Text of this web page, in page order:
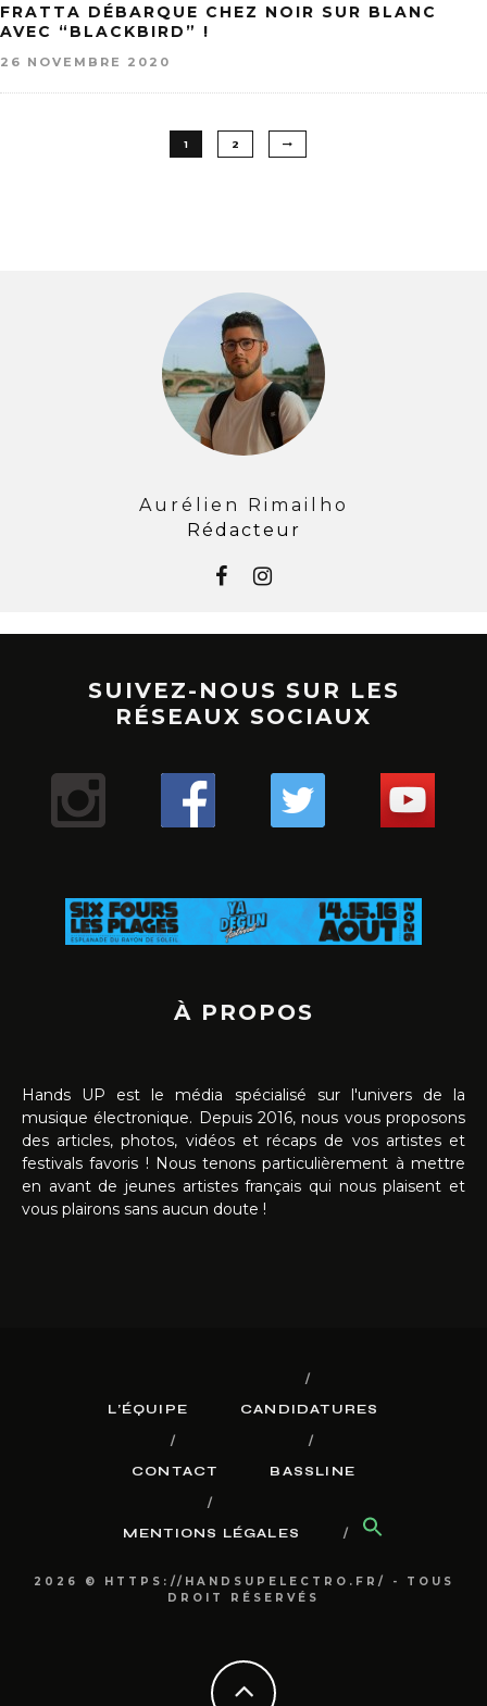
FRATTA DÉBARQUE CHEZ NOIR SUR BLANC
AVEC “BLACKBIRD” !
26 NOVEMBRE 2020
1 2
Aurélien Rimailho
Rédacteur
SUIVEZ-NOUS SUR LES
RÉSEAUX SOCIAUX
À PROPOS
Hands UP est le média spécialisé sur l'univers de la
musique électronique. Depuis 2016, nous vous proposons
des articles, photos, vidéos et récaps de vos artistes et
festivals favoris ! Nous tenons particulièrement à mettre
en avant de jeunes artistes français qui nous plaisent et
vous plairons sans aucun doute !
L’ÉQUIPE CANDIDATURES
CONTACT BASSLINE
MENTIONS LÉGALES
2026 © HTTPS://HANDSUPELECTRO.FR/ - TOUS
DROIT RÉSERVÉS